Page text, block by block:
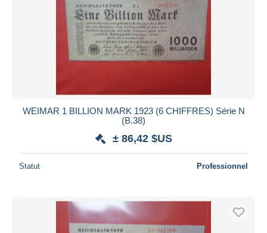
Appliquer
WEIMAR 1 BILLION MARK 1923 (6 CHIFFRES) Série N
(B.38)
± 86,42 $US
Statut Professionnel